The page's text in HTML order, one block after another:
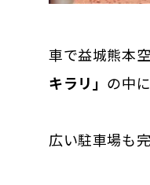
車で益城熊本
キラリ」 の中
広い駐車場も